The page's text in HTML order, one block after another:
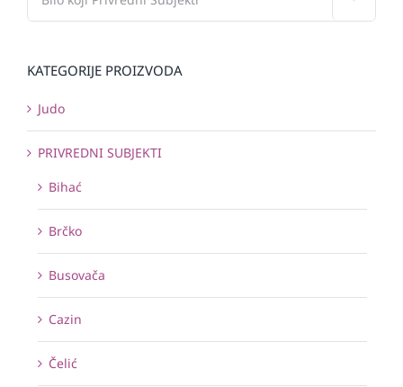
KATEGORIJE PROIZVODA
Judo
PRIVREDNI SUBJEKTI
Bihać
Brčko
Busovača
Cazin
Čelić